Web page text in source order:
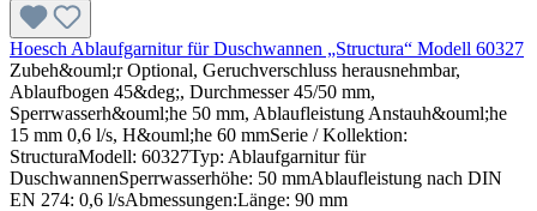
Hoesch Ablaufgarnitur für Duschwannen „Structura“ Modell 60327
Zubeh&ouml;r Optional, Geruchverschluss herausnehmbar,
Ablaufbogen 45&deg;, Durchmesser 45/50 mm,
Sperrwasserh&ouml;he 50 mm, Ablaufleistung Anstauh&ouml;he
15 mm 0,6 l/s, H&ouml;he 60 mmSerie / Kollektion:
StructuraModell: 60327Typ: Ablaufgarnitur für
DuschwannenSperrwasserhöhe: 50 mmAblaufleistung nach DIN
EN 274: 0,6 l/sAbmessungen:Länge: 90 mm